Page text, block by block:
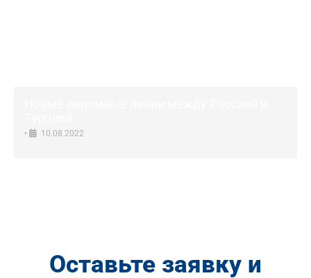
• 10.08.2022
Оставьте заявку и